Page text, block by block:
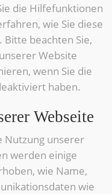
die Hilfefunktionen
wie Sie diese
beachten Sie,
Website
wenn Sie die
haben.
Webseite
Nutzung unserer
werden einige
wie Name,
wie